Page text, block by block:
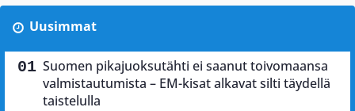
Uusimmat
Suomen pikajuoksutähti ei saanut toivomaansa
valmistautumista – EM-kisat alkavat silti täydellä
taistelulla